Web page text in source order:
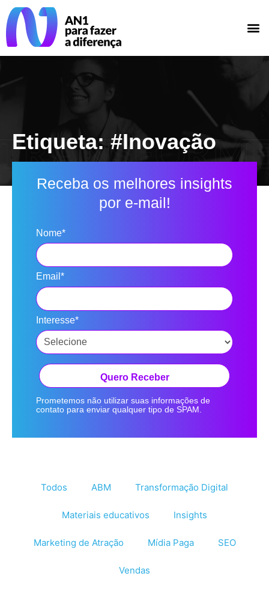
Etiqueta: #Inovação
Receba os melhores insights
por e-mail!
Nome*
Email*
Interesse*
Quero Receber
Prometemos não utilizar suas informações de
contato para enviar qualquer tipo de SPAM.
Todos ABM Transformação Digital
Materiais educativos Insights
Marketing de Atração Mídia Paga SEO
Vendas